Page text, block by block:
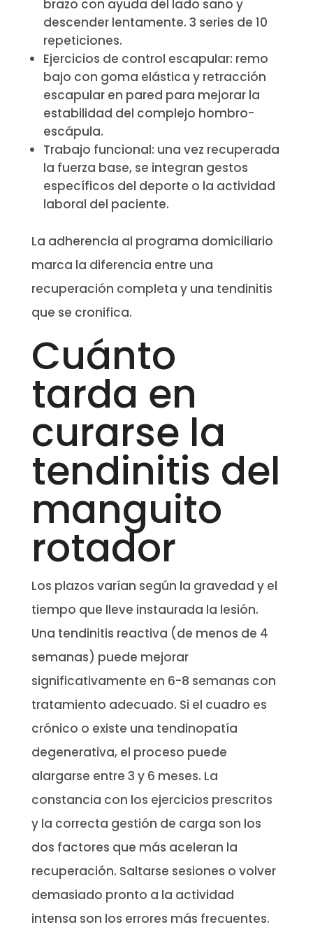
brazo con ayuda del lado sano y
descender lentamente. 3 series de 10
repeticiones.
Ejercicios de control escapular: remo
bajo con goma elástica y retracción
escapular en pared para mejorar la
estabilidad del complejo hombro-
escápula.
Trabajo funcional: una vez recuperada
la fuerza base, se integran gestos
específicos del deporte o la actividad
laboral del paciente.
La adherencia al programa domiciliario
marca la diferencia entre una
recuperación completa y una tendinitis
que se cronifica.
Cuánto
tarda en
curarse la
tendinitis del
manguito
rotador
Los plazos varían según la gravedad y el
tiempo que lleve instaurada la lesión.
Una tendinitis reactiva (de menos de 4
semanas) puede mejorar
significativamente en 6-8 semanas con
tratamiento adecuado. Si el cuadro es
crónico o existe una tendinopatía
degenerativa, el proceso puede
alargarse entre 3 y 6 meses. La
constancia con los ejercicios prescritos
y la correcta gestión de carga son los
dos factores que más aceleran la
recuperación. Saltarse sesiones o volver
demasiado pronto a la actividad
intensa son los errores más frecuentes.